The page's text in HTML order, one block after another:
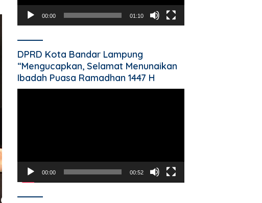
00:00 01:10
DPRD Kota Bandar Lampung
“Mengucapkan, Selamat Menunaikan
Ibadah Puasa Ramadhan 1447 H
00:00 00:52